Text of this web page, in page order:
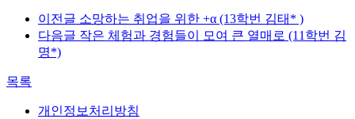
이전글 소망하는 취업을 위한 +α (13학번 김태* )
다음글 작은 체험과 경험들이 모여 큰 열매로 (11학번 김
명*)
목록
개인정보처리방침